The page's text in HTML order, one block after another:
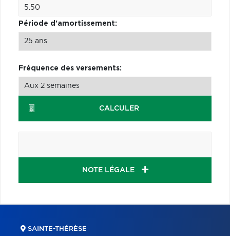
Période d'amortissement:
Fréquence des versements:
CALCULER
NOTE LÉGALE
SAINTE-THÉRÈSE